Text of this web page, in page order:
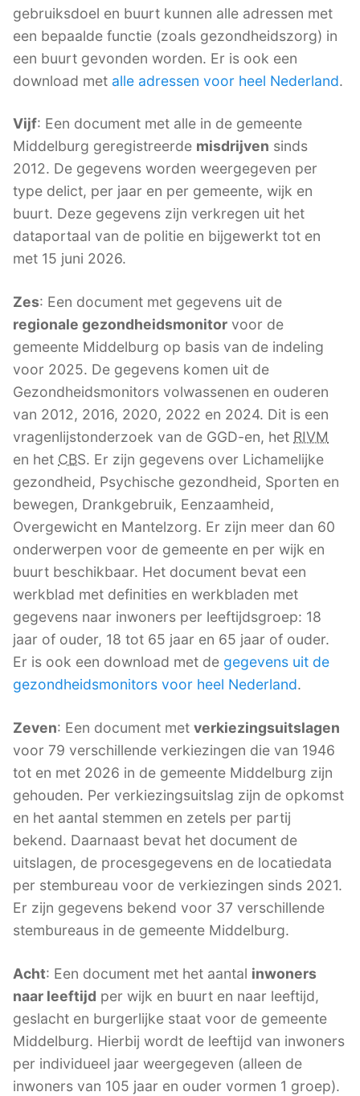
gebruiksdoel en buurt kunnen alle adressen met
een bepaalde functie (zoals gezondheidszorg) in
een buurt gevonden worden. Er is ook een
download met alle adressen voor heel Nederland.
Vijf: Een document met alle in de gemeente
Middelburg geregistreerde misdrijven sinds
2012. De gegevens worden weergegeven per
type delict, per jaar en per gemeente, wijk en
buurt. Deze gegevens zijn verkregen uit het
dataportaal van de politie en bijgewerkt tot en
met 15 juni 2026.
Zes: Een document met gegevens uit de
regionale gezondheidsmonitor voor de
gemeente Middelburg op basis van de indeling
voor 2025. De gegevens komen uit de
Gezondheidsmonitors volwassenen en ouderen
van 2012, 2016, 2020, 2022 en 2024. Dit is een
vragenlijstonderzoek van de GGD-en, het RIVM
en het CBS. Er zijn gegevens over Lichamelijke
gezondheid, Psychische gezondheid, Sporten en
bewegen, Drankgebruik, Eenzaamheid,
Overgewicht en Mantelzorg. Er zijn meer dan 60
onderwerpen voor de gemeente en per wijk en
buurt beschikbaar. Het document bevat een
werkblad met definities en werkbladen met
gegevens naar inwoners per leeftijdsgroep: 18
jaar of ouder, 18 tot 65 jaar en 65 jaar of ouder.
Er is ook een download met de gegevens uit de
gezondheidsmonitors voor heel Nederland.
Zeven: Een document met verkiezingsuitslagen
voor 79 verschillende verkiezingen die van 1946
tot en met 2026 in de gemeente Middelburg zijn
gehouden. Per verkiezingsuitslag zijn de opkomst
en het aantal stemmen en zetels per partij
bekend. Daarnaast bevat het document de
uitslagen, de procesgegevens en de locatiedata
per stembureau voor de verkiezingen sinds 2021.
Er zijn gegevens bekend voor 37 verschillende
stembureaus in de gemeente Middelburg.
Acht: Een document met het aantal inwoners
naar leeftijd per wijk en buurt en naar leeftijd,
geslacht en burgerlijke staat voor de gemeente
Middelburg. Hierbij wordt de leeftijd van inwoners
per individueel jaar weergegeven (alleen de
inwoners van 105 jaar en ouder vormen 1 groep).